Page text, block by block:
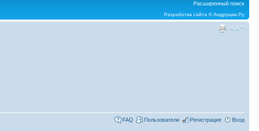
Расширенный поиск
Разработка сайта ©Андрушка.Ру
FAQ Пользователи Регистрация Вход